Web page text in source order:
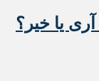
یا خیر؟